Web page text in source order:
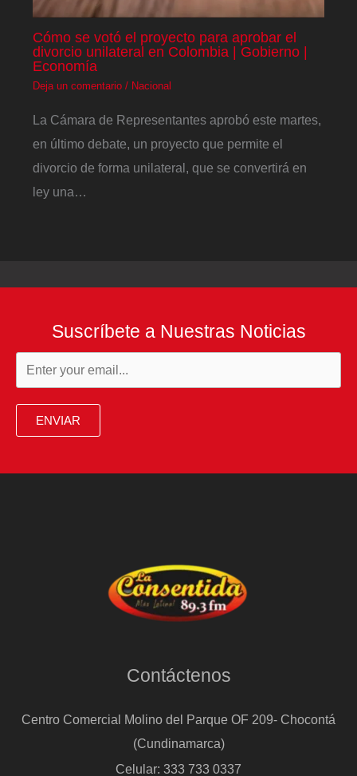
Cómo se votó el proyecto para aprobar el
divorcio unilateral en Colombia | Gobierno |
Economía
Deja un comentario / Nacional
La Cámara de Representantes aprobó este martes,
en último debate, un proyecto que permite el
divorcio de forma unilateral, que se convertirá en
ley una…
Suscríbete a Nuestras Noticias
ENVIAR
Contáctenos
Centro Comercial Molino del Parque OF 209- Chocontá
(Cundinamarca)
Celular: 333 733 0337